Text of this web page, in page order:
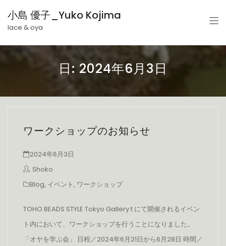
小島 優子_Yuko Kojima
lace & oya
日: 2024年6月3日
ワークショップのお知らせ
2024年6月3日
Shoko
Blog, イベント, ワークショップ
TOHO BEADS STYLE Tokyo Gallery t にて開催されるイベン
ト内において、ワークショップを行うことになりました。
「オヤを学ぶ会」 日程／2024年6月21日から6月28日 時間／